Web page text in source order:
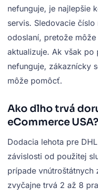
nefunguje, je najlepšie
servis. Sledovacie
odoslaní, pretože
aktualizuje. Ak však po
nefunguje, zákaznícky
môže pomôcť.
Ako dlho trvá
eCommerce USA?
Dodacia lehota pre
závislosti od použitej
prípade vnútroštátnych
zvyčajne trvá 2 až 8